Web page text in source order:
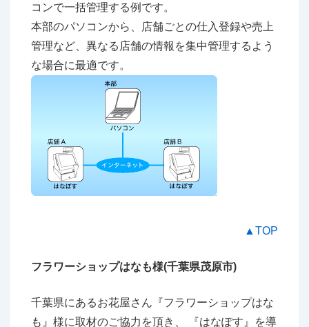
コンで一括管理する例です。
本部のパソコンから、店舗ごとの仕入登録や売上
管理など、異なる店舗の情報を集中管理するよう
な場合に最適です。
▲TOP
フラワーショップはなも様(千葉県茂原市)
千葉県にあるお花屋さん『フラワーショップはな
も』様に取材のご協力を頂き、 『はなぽす』を導